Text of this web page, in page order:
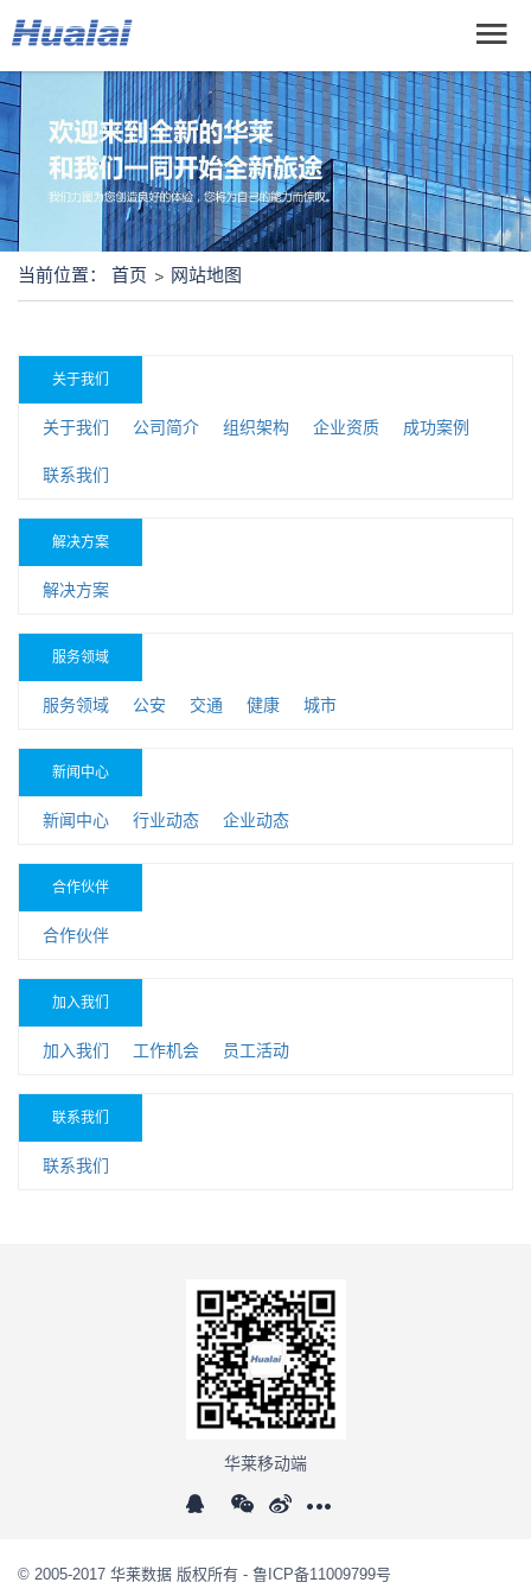
当前位置： 首页 网站地图
关于我们
关于我们 公司简介 组织架构 企业资质 成功案例
联系我们
解决方案
解决方案
服务领域
服务领域 公安 交通 健康 城市
新闻中心
新闻中心 行业动态 企业动态
合作伙伴
合作伙伴
加入我们
加入我们 工作机会 员工活动
联系我们
联系我们
华莱移动端
© 2005-2017 华莱数据 版权所有 - 鲁ICP备11009799号